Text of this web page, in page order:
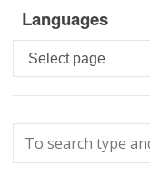
Languages
Languages